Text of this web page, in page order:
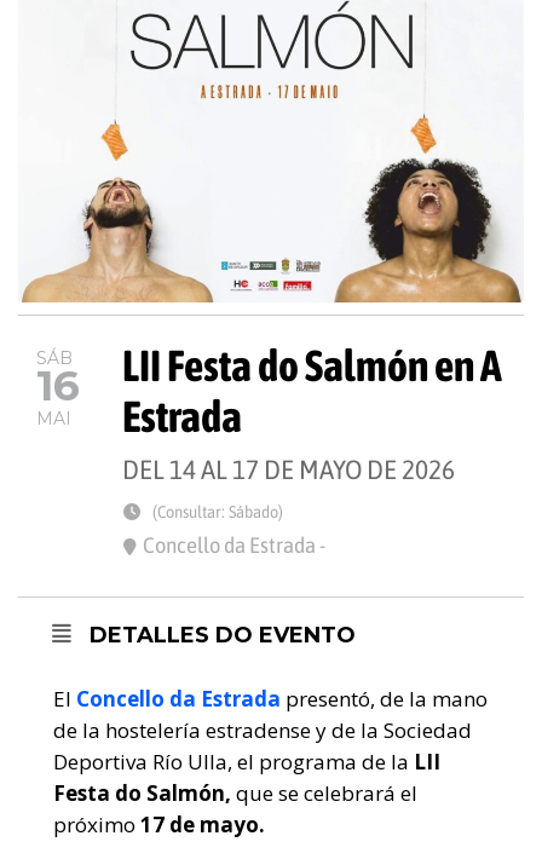
SÁB
16
MAI
LII Festa do Salmón en A
Estrada
DEL 14 AL 17 DE MAYO DE 2026
(Consultar: Sábado)
Concello da Estrada -
DETALLES DO EVENTO
El Concello da Estrada presentó, de la mano
de la hostelería estradense y de la Sociedad
Deportiva Río Ulla, el programa de la LII
Festa do Salmón, que se celebrará el
próximo 17 de mayo.